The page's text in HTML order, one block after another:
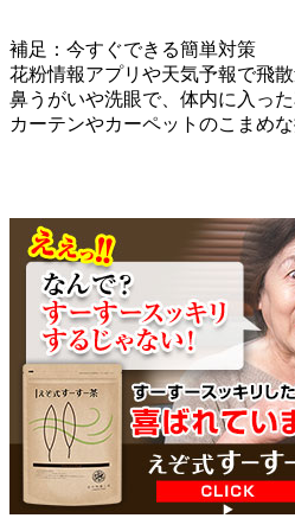
補足：今すぐできる簡単対策
花粉情報アプリや天気予報で飛
鼻うがいや洗眼で、体内に入っ
カーテンやカーペットのこまめ